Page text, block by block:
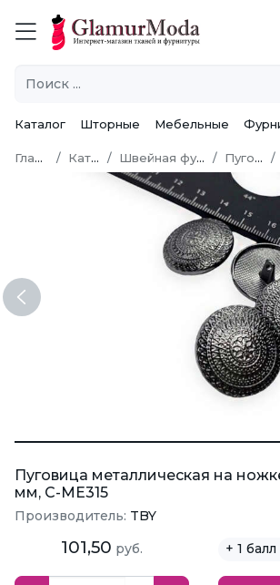
Каталог Шторные Мебельные
Главная Каталог Швейная фурнитура Пуговицы
Previous
Пуговица металлическая на
мм, С-МЕ315
Производитель: TBY
101,50 руб. + 1 балл